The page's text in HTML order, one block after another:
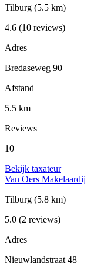
Tilburg (5.5 km)
4.6 (10 reviews)
Adres
Bredaseweg 90
Afstand
5.5 km
Reviews
10
Bekijk taxateur
Van Oers Makelaardij
Tilburg (5.8 km)
5.0 (2 reviews)
Adres
Nieuwlandstraat 48